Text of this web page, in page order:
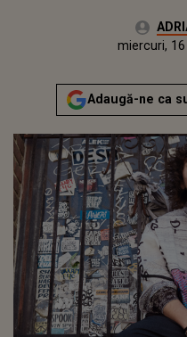
Autor:
luni, 16 octombrie 2023
Actualizat:
miercuri,
Adaugă-ne ca